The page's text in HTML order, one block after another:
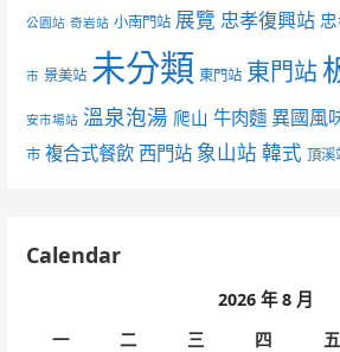
公園站 奇岩站 小南門站 展覽 忠孝復興站
市 景美站 未分類 東門站 東門站
安市場站 溫泉泡湯 爬山 牛肉麵 異國風
市 複合式餐飲 西門站 象山站 韓式 頂溪
Calendar
2026 年 8 月
一
二 三 四 五